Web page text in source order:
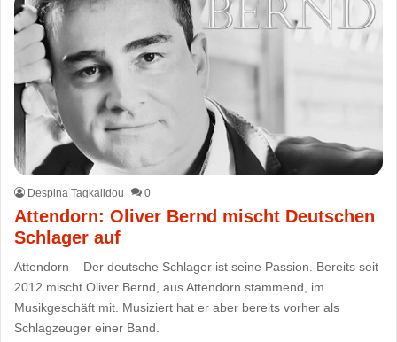
Despina Tagkalidou 0
Attendorn: Oliver Bernd mischt Deutschen
Schlager auf
Attendorn – Der deutsche Schlager ist seine Passion. Bereits seit
2012 mischt Oliver Bernd, aus Attendorn stammend, im
Musikgeschäft mit. Musiziert hat er aber bereits vorher als
Schlagzeuger einer Band.